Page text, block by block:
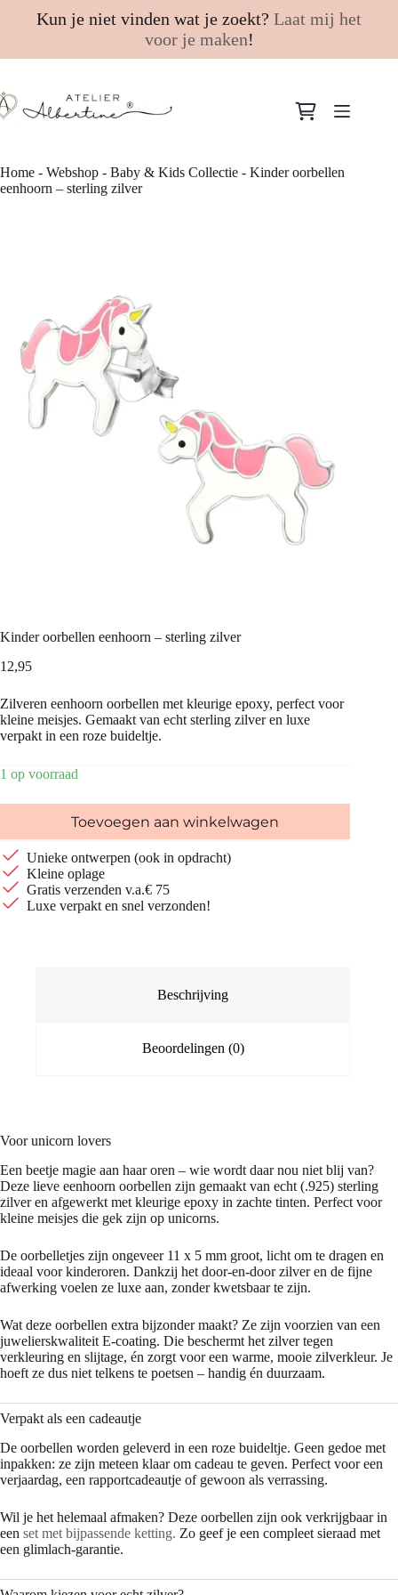
Kun je niet vinden wat je zoekt? Laat mij het
voor je maken!
naar
de
Winkelwagen
Home - Webshop - Baby & Kids Collectie - Kinder oorbellen
eenhoorn – sterling zilver
Kinder oorbellen eenhoorn – sterling zilver
12,95
Zilveren eenhoorn oorbellen met kleurige epoxy, perfect voor
kleine meisjes. Gemaakt van echt sterling zilver en luxe
verpakt in een roze buideltje.
1 op voorraad
Toevoegen aan winkelwagen
Unieke ontwerpen (ook in opdracht)
Kleine oplage
Gratis verzenden v.a.€ 75
Luxe verpakt en snel verzonden!
Beschrijving
Beoordelingen (0)
Voor unicorn lovers
Een beetje magie aan haar oren – wie wordt daar nou niet blij van?
Deze lieve eenhoorn oorbellen zijn gemaakt van echt (.925) sterling
zilver en afgewerkt met kleurige epoxy in zachte tinten. Perfect voor
kleine meisjes die gek zijn op unicorns.
De oorbelletjes zijn ongeveer 11 x 5 mm groot, licht om te dragen en
ideaal voor kinderoren. Dankzij het door-en-door zilver en de fijne
afwerking voelen ze luxe aan, zonder kwetsbaar te zijn.
Wat deze oorbellen extra bijzonder maakt? Ze zijn voorzien van een
juwelierskwaliteit E-coating. Die beschermt het zilver tegen
verkleuring en slijtage, én zorgt voor een warme, mooie zilverkleur. Je
hoeft ze dus niet telkens te poetsen – handig én duurzaam.
Verpakt als een cadeautje
De oorbellen worden geleverd in een roze buideltje. Geen gedoe met
inpakken: ze zijn meteen klaar om cadeau te geven. Perfect voor een
verjaardag, een rapportcadeautje of gewoon als verrassing.
Wil je het helemaal afmaken? Deze oorbellen zijn ook verkrijgbaar in
een set met bijpassende ketting. Zo geef je een compleet sieraad met
een glimlach-garantie.